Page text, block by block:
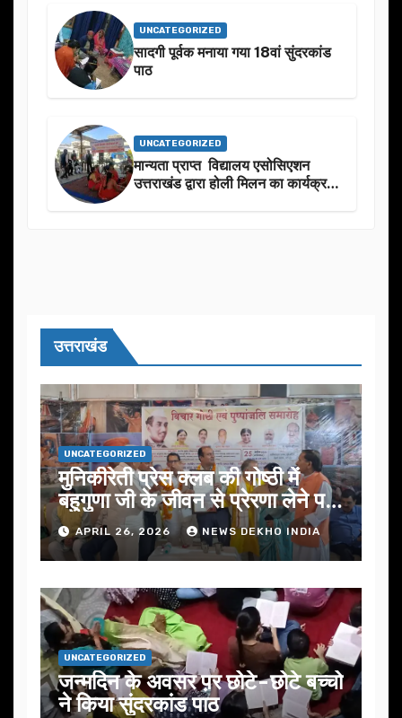
UNCATEGORIZED
सादगी पूर्वक मनाया गया 18वां सुंदरकांड
पाठ
UNCATEGORIZED
मान्यता प्राप्त विद्यालय एसोसिएशन
उत्तराखंड द्वारा होली मिलन का कार्यक्रम
उत्तराखंड
UNCATEGORIZED
मुनिकीरेती प्रेस क्लब की गोष्ठी में
बहुगुणा जी के जीवन से प्रेरणा लेने पर
जोरAPRIL 26, 2026 NEWS DEKHO INDIA
UNCATEGORIZED
जन्मदिन के अवसर प़र छोटे-छोटे बच्चो
ने किया सुंदरकांड पाठ